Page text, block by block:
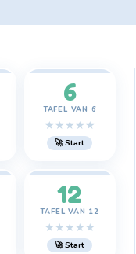
6
TAFEL VAN 6
★ ★ ★ ★ ★
🚀 Start
12
TAFEL VAN 12
★ ★ ★ ★ ★
🚀 Start